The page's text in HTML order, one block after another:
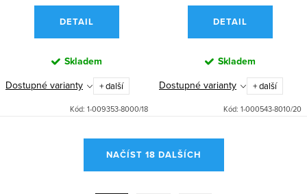
DETAIL
Skladem
Dostupné varianty
+ další
Kód: 1-009353-8000/18
DETAIL
Skladem
Dostupné varianty
+ další
Kód: 1-000543-8010/20
NAČÍST 18 DALŠÍCH